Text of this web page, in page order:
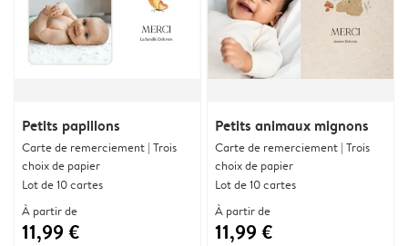
Petits papillons
Carte de remerciement | Trois
choix de papier
Lot de 10 cartes
À partir de
11,99 €
Petits animaux mignons
Carte de remerciement | Trois
choix de papier
Lot de 10 cartes
À partir de
11,99 €